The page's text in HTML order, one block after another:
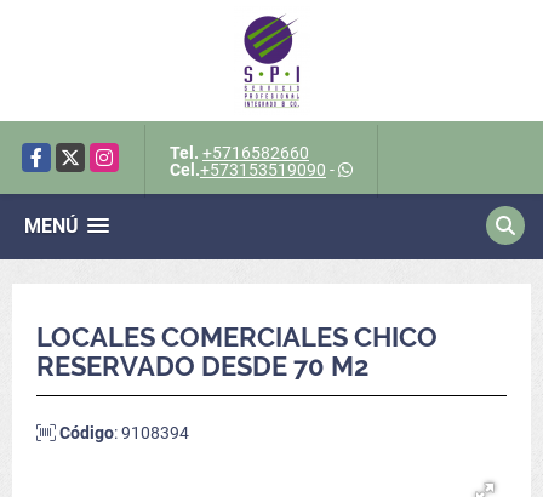
Facebook
X Instagram Tel. +5716582660
Cel.+573153519090 -
MENÚ
LOCALES COMERCIALES CHICO
RESERVADO DESDE 70 M2
Código: 9108394